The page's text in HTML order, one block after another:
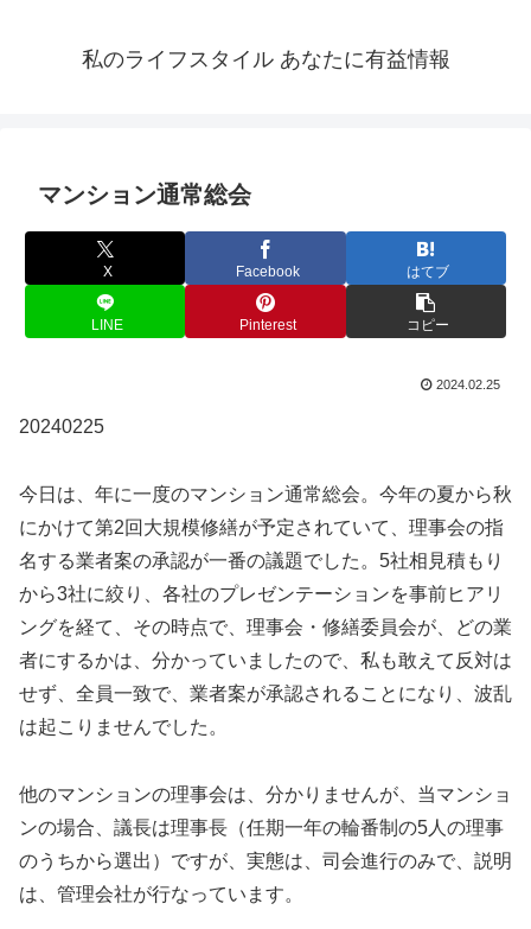
私のライフスタイル あなたに有益情報
マンション通常総会
X Facebook はてブ
LINE Pinterest コピー
2024.02.25
20240225
今日は、年に一度のマンション通常総会。今年の夏から秋
にかけて第2回大規模修繕が予定されていて、理事会の指
名する業者案の承認が一番の議題でした。5社相見積もり
から3社に絞り、各社のプレゼンテーションを事前ヒアリ
ングを経て、その時点で、理事会・修繕委員会が、どの業
者にするかは、分かっていましたので、私も敢えて反対は
せず、全員一致で、業者案が承認されることになり、波乱
は起こりませんでした。
他のマンションの理事会は、分かりませんが、当マンショ
ンの場合、議長は理事長（任期一年の輪番制の5人の理事
のうちから選出）ですが、実態は、司会進行のみで、説明
は、管理会社が行なっています。